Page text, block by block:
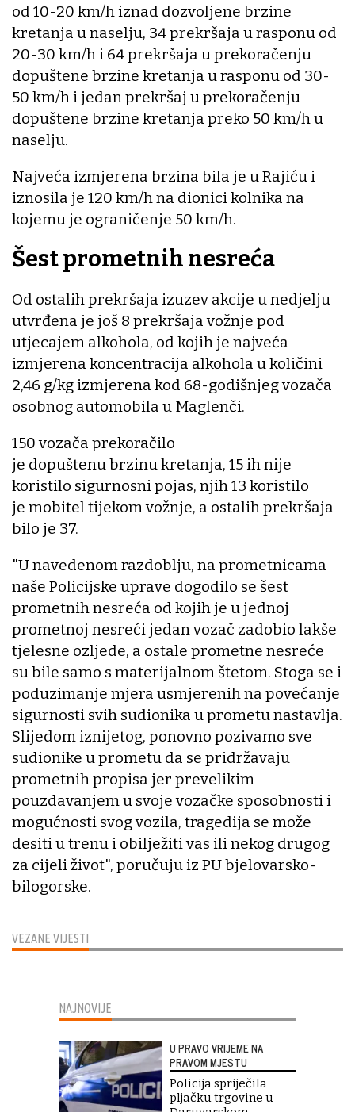
VEZANE VIJESTI
od 10-20 km/h iznad dozvoljene brzine
kretanja u naselju, 34 prekršaja u rasponu od
20-30 km/h i 64 prekršaja u prekoračenju
dopuštene brzine kretanja u rasponu od 30-
50 km/h i jedan prekršaj u prekoračenju
dopuštene brzine kretanja preko 50 km/h u
naselju.
Najveća izmjerena brzina bila je u Rajiću i
iznosila je 120 km/h na dionici kolnika na
kojemu je ograničenje 50 km/h.
Šest prometnih nesreća
Od ostalih prekršaja izuzev akcije u nedjelju
utvrđena je još 8 prekršaja vožnje pod
utjecajem alkohola, od kojih je najveća
izmjerena koncentracija alkohola u količini
2,46 g/kg izmjerena kod 68-godišnjeg vozača
osobnog automobila u Maglenči.
150 vozača prekoračilo
je dopuštenu brzinu kretanja, 15 ih nije
koristilo sigurnosni pojas, njih 13 koristilo
je mobitel tijekom vožnje, a ostalih prekršaja
bilo je 37.
"U navedenom razdoblju, na prometnicama
naše Policijske uprave dogodilo se šest
prometnih nesreća od kojih je u jednoj
prometnoj nesreći jedan vozač zadobio lakše
tjelesne ozljede, a ostale prometne nesreće
su bile samo s materijalnom štetom. Stoga se i
poduzimanje mjera usmjerenih na povećanje
sigurnosti svih sudionika u prometu nastavlja.
Slijedom iznijetog, ponovno pozivamo sve
sudionike u prometu da se pridržavaju
prometnih propisa jer prevelikim
pouzdavanjem u svoje vozačke sposobnosti i
mogućnosti svog vozila, tragedija se može
desiti u trenu i obilježiti vas ili nekog drugog
za cijeli život", poručuju iz PU bjelovarsko-
bilogorske.
NAJNOVIJE
U PRAVO VRIJEME NA
PRAVOM MJESTU
Policija spriječila
pljačku trgovine u